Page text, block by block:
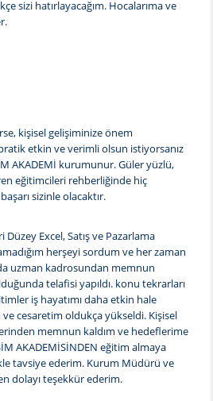
sizi hatırlayacağım. Hocalarıma ve
kişisel gelişiminize önem
etkin ve verimli olsun istiyorsanız
AKADEMİ kurumunur. Güler yüzlü,
eğitimcileri rehberliğinde hiç
sizinle olacaktır.
Düzey Excel, Satış ve Pazarlama
herşeyi sordum ve her zaman
uzman kadrosundan memnun
telafisi yapıldı. konu tekrarları
iş hayatımı daha etkin hale
cesaretim oldukça yükseldi. Kişisel
memnun kaldım ve hedeflerime
AKADEMİSİNDEN eğitim almaya
tavsiye ederim. Kurum Müdürü ve
dolayı teşekkür ederim.